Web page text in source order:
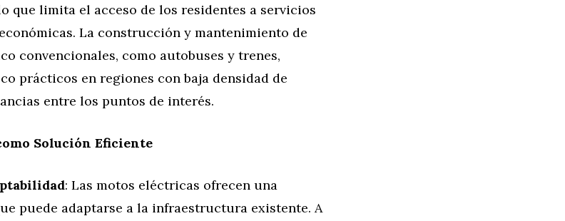
que limita el acceso de los residentes a servicios
La construcción y mantenimiento de
convencionales, como autobuses y trenes,
prácticos en regiones con baja densidad de
entre los puntos de interés.
Solución Eficiente
: Las motos eléctricas ofrecen una
puede adaptarse a la infraestructura existente. A